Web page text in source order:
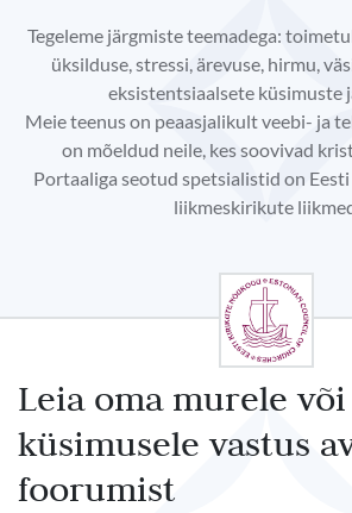
Tegeleme järgmiste teemadega:
üksilduse, stressi, ärevuse, hirmu,
eksistentsiaalsete küsimuste
Meie teenus on peaasjalikult veebi- ja
on mõeldud neile, kes soovivad
Portaaliga seotud spetsialistid on
liikmeskirikute
Leia oma murele või
küsimusele vastus
foorumist